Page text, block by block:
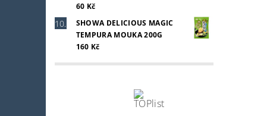
60 Kč
SHOWA DELICIOUS MAGIC
TEMPURA MOUKA 200G
160 Kč